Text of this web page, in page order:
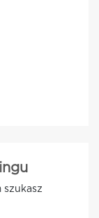
szukasz